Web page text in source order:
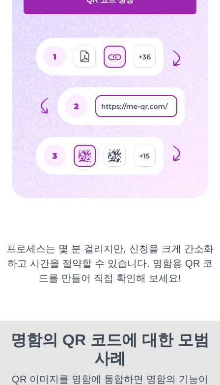
프로세스는 몇 분 걸리지만, 신청을 크게 간소화
하고 시간을 절약할 수 있습니다. 명함용 QR 코
드를 만들어 직접 확인해 보세요!
명함의 QR 코드에 대한 모범
사례
QR 이미지를 명함에 통합하면 명함의 기능이